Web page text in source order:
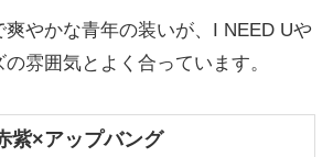
やかな青年の装いが、I NEED Uや
雰囲気とよく合っています。
紫×アップバング